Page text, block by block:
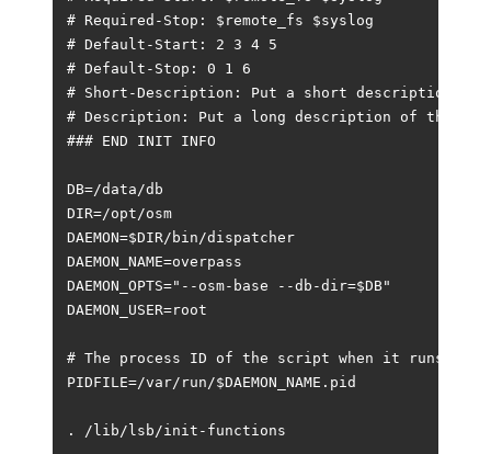
# Required-Stop: $remote_fs $syslog
# Default-Start: 2 3 4 5
# Default-Stop: 0 1 6
# Short-Description: Put a short description of
# Description: Put a long description of the
### END INIT INFO
DB=/data/db
DIR=/opt/osm
DAEMON=$DIR/bin/dispatcher
DAEMON_NAME=overpass
DAEMON_OPTS="--osm-base --db-dir=$DB"
DAEMON_USER=root
# The process ID of the script when it runs is
PIDFILE=/var/run/$DAEMON_NAME.pid
. /lib/lsb/init-functions